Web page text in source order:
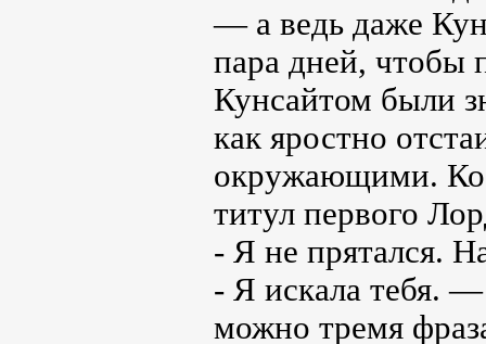
— а ведь даже
пара дней, чтобы
Кунсайтом были
как яростно
окружающими.
титул первого
- Я не прятался.
- Я искала тебя.
можно тремя